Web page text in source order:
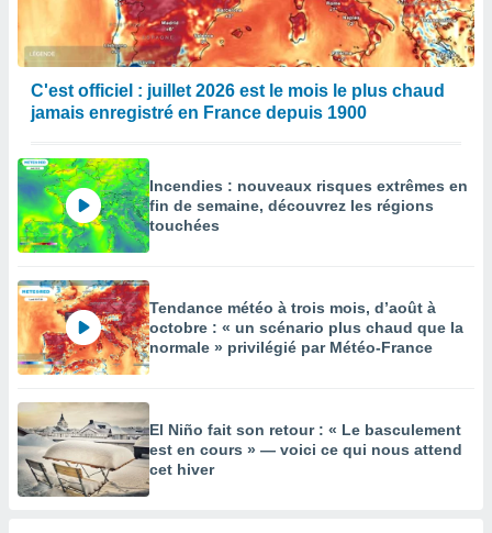
C'est officiel : juillet 2026 est le mois le plus chaud
jamais enregistré en France depuis 1900
Incendies : nouveaux risques extrêmes en
fin de semaine, découvrez les régions
touchées
Tendance météo à trois mois, d’août à
octobre : « un scénario plus chaud que la
normale » privilégié par Météo-France
El Niño fait son retour : « Le basculement
est en cours » — voici ce qui nous attend
cet hiver